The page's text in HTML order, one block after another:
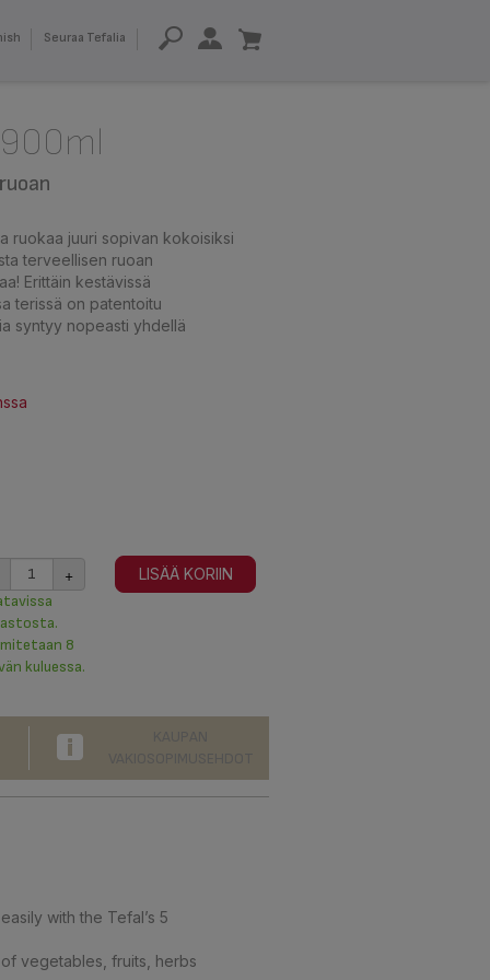
Seuraa Tefalia
ruokaa juuri sopivan kokoisiksi
terveellisen ruoan
Erittäin kestävissä
terissä on patentoitu
syntyy nopeasti yhdellä
+
8
kuluessa.
LISÄÄ KORIIN
with the Tefal’s 5
vegetables, fruits, herbs